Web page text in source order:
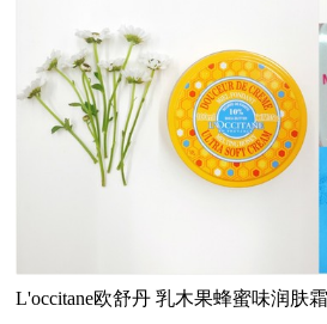
L'occitane欧舒丹乳木果蜂蜜味润肤